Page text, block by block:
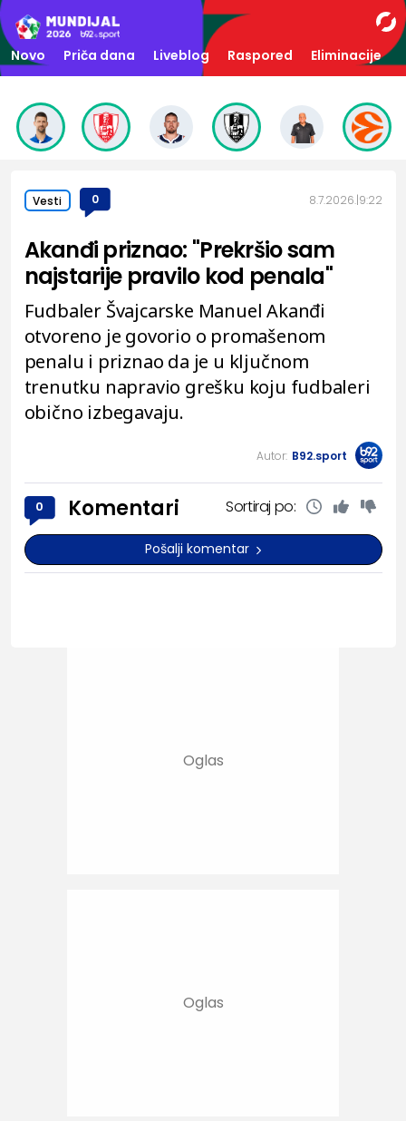
Novo Priča dana Liveblog Raspored Eliminacije
Vesti 0 8.7.2026. 9:22
Akanđi priznao: "Prekršio sam
najstarije pravilo kod penala"
Fudbaler Švajcarske Manuel Akanđi
otvoreno je govorio o promašenom
penalu i priznao da je u ključnom
trenutku napravio grešku koju fudbaleri
obično izbegavaju.
Autor: B92.sport
0 Komentari Sortiraj po:
Pošalji komentar